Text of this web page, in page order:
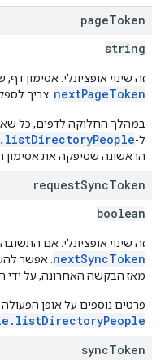
pageToken
string
זה שינוי אופציונלי. אסימון
nextPageToken . צריך
במהלך החלוקה לדפים, כל
ל-
הראשונה שסיפקה את אסימון
requestSyncToken
boolean
זה שינוי אופציונלי. אם
nextSyncToken . אפשר
מאז הבקשה האחרונה, על ידי
פרטים נוספים על אופן
syncToken